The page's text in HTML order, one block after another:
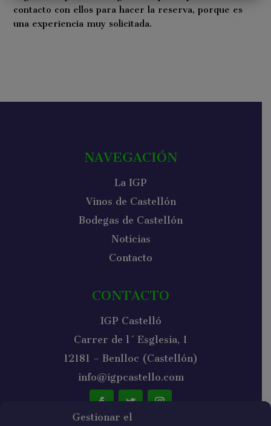
Gestionar el
contacto con ellos para hacer la reserva, porque es
una experiencia muy solicitada.
NAVEGACIÓN
La IGP
Vinos de Castellón
Bodegas de Castellón
Noticias
Contacto
CONTACTO
IGP Castelló
Carrer de l´Esglesia, 1
12181 – Benlloc (Castellón)
info@igpcastello.com